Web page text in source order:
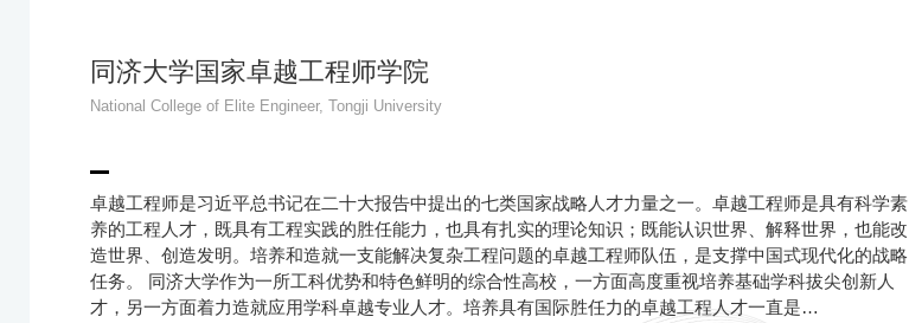
同济大学国家卓越工程师学院
National College of Elite Engineer, Tongji University
卓越工程师是习近平总书记在二十大报告中提出的七类国家战略人才力量之一。卓越工程师是具有科学素
养的工程人才，既具有工程实践的胜任能力，也具有扎实的理论知识；既能认识世界、解释世界，也能改
造世界、创造发明。培养和造就一支能解决复杂工程问题的卓越工程师队伍，是支撑中国式现代化的战略
任务。 同济大学作为一所工科优势和特色鲜明的综合性高校，一方面高度重视培养基础学科拔尖创新人
才，另一方面着力造就应用学科卓越专业人才。培养具有国际胜任力的卓越工程人才一直是…